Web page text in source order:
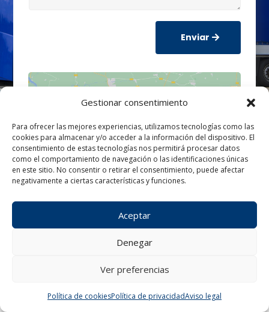
Gestionar consentimiento
Para ofrecer las mejores experiencias, utilizamos tecnologías como las
cookies para almacenar y/o acceder a la información del dispositivo. El
consentimiento de estas tecnologías nos permitirá procesar datos
como el comportamiento de navegación o las identificaciones únicas
en este sitio. No consentir o retirar el consentimiento, puede afectar
negativamente a ciertas características y funciones.
Aceptar
Denegar
Ver preferencias
Política de cookiesPolítica de privacidadAviso legal
Enviar
Haz clic para aceptar cookies de
marketing y permitir este contenido
¿Tienes alguna consulta?